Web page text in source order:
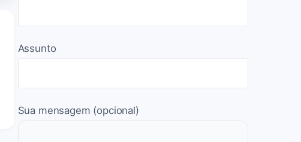
Assunto
Sua mensagem (opcional)